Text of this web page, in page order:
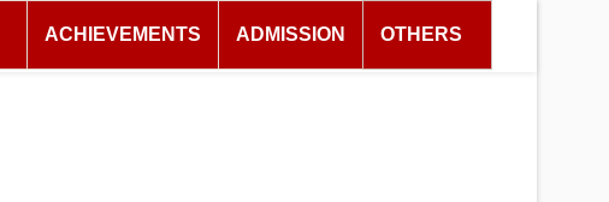
ACHIEVEMENTS ADMISSION OTHERS